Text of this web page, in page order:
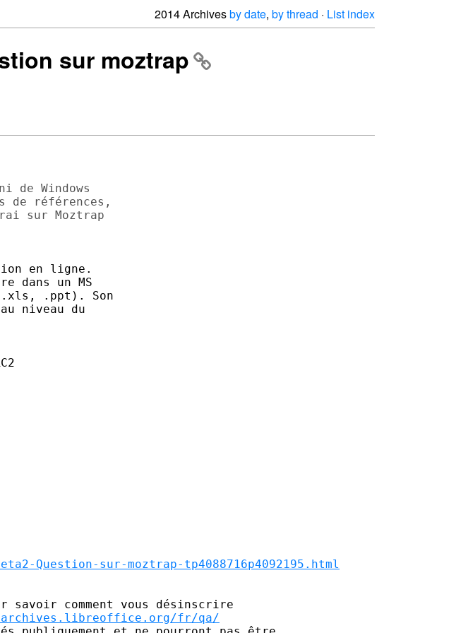
2014 Archivesby date, by thread · List index
sur moztrap
Windows
de références,
sur Moztrap
en ligne.
dans un MS
.xls, .ppt). Son
niveau du
Question-sur-moztrap-tp4088716p4092195.html
savoir comment vous désinscrire
fr/qa/